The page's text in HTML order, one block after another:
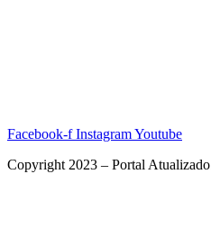
Facebook-f InstagramYoutube
Copyright 2023 – Portal